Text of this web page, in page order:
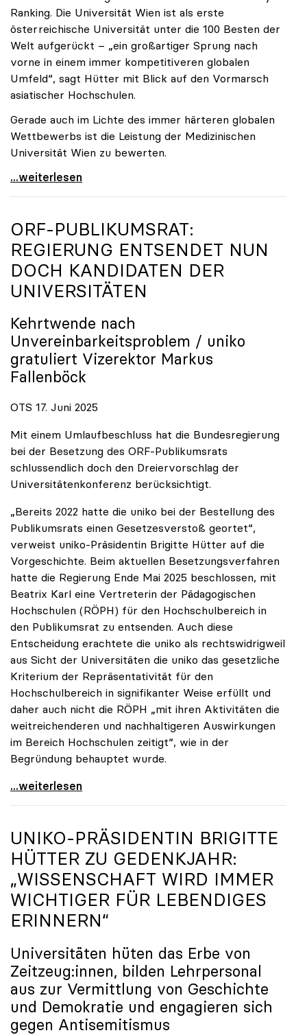
Ranking. Die Universität Wien ist als erste
österreichische Universität unter die 100 Besten der
Welt aufgerückt – „ein großartiger Sprung nach
vorne in einem immer kompetitiveren globalen
Umfeld“, sagt Hütter mit Blick auf den Vormarsch
asiatischer Hochschulen.
Gerade auch im Lichte des immer härteren globalen
Wettbewerbs ist die Leistung der Medizinischen
Universität Wien zu bewerten.
„Top-Rankingplätze heimischer Universitäten geben
...weiterlesen
ORF-PUBLIKUMSRAT:
REGIERUNG ENTSENDET NUN
DOCH KANDIDATEN DER
UNIVERSITÄTEN
Kehrtwende nach
Unvereinbarkeitsproblem / uniko
gratuliert Vizerektor Markus
Fallenböck
OTS 17. Juni 2025
Mit einem Umlaufbeschluss hat die Bundesregierung
bei der Besetzung des ORF-Publikumsrats
schlussendlich doch den Dreiervorschlag der
Universitätenkonferenz berücksichtigt.
„Bereits 2022 hatte die uniko bei der Bestellung des
Publikumsrats einen Gesetzesverstoß geortet“,
verweist uniko-Präsidentin Brigitte Hütter auf die
Vorgeschichte. Beim aktuellen Besetzungsverfahren
hatte die Regierung Ende Mai 2025 beschlossen, mit
Beatrix Karl eine Vertreterin der Pädagogischen
Hochschulen (RÖPH) für den Hochschulbereich in
den Publikumsrat zu entsenden. Auch diese
Entscheidung erachtete die uniko als rechtswidrigweil
aus Sicht der Universitäten die uniko das gesetzliche
Kriterium der Repräsentativität für den
Hochschulbereich in signifikanter Weise erfüllt und
daher auch nicht die RÖPH „mit ihren Aktivitäten die
weitreichenderen und nachhaltigeren Auswirkungen
im Bereich Hochschulen zeitigt“, wie in der
Begründung behauptet wurde.
ORF-Publikumsrat: Regierung entsendet nun doch
...weiterlesen
UNIKO-PRÄSIDENTIN BRIGITTE
HÜTTER ZU GEDENKJAHR:
„WISSENSCHAFT WIRD IMMER
WICHTIGER FÜR LEBENDIGES
ERINNERN“
Universitäten hüten das Erbe von
Zeitzeug:innen, bilden Lehrpersonal
aus zur Vermittlung von Geschichte
und Demokratie und engagieren sich
gegen Antisemitismus